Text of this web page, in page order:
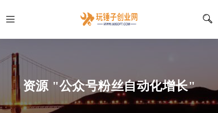
资源 "公众号粉丝自动化增长"